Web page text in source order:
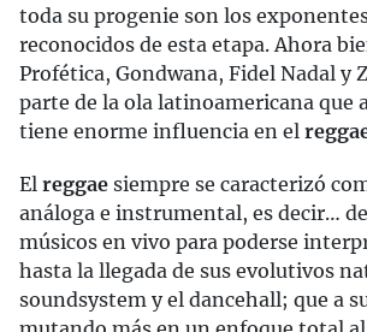
toda su progenie son los
reconocidos de esta etapa. Ahora
Profética, Gondwana, Fidel Nadal y
parte de la ola latinoamericana que
tiene enorme influencia en el
El reggae siempre se caracterizó
análoga e instrumental, es decir…
músicos en vivo para poderse
hasta la llegada de sus evolutivos
soundsystem y el dancehall; que a